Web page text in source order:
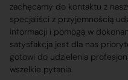
zachęcamy do kontaktu z
specjaliści z przyjemnością
informacji i pomogą w
satysfakcja jest dla nas
gotowi do udzielenia
wszelkie pytania.